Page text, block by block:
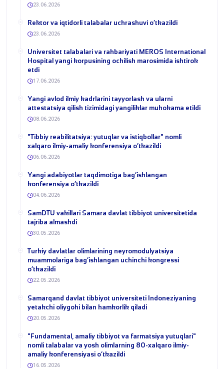
23.06.2026
​Rektor va iqtidorli talabalar uchrashuvi o‘tkazildi
23.06.2026
Universitet talabalari va rahbariyati MEROS International
Hospital yangi korpusining ochilish marosimida ishtirok
etdi
17.06.2026
Yangi avlod ilmiy kadrlarini tayyorlash va ularni
attestatsiya qilish tizimidagi yangiliklar muhokama etildi
08.06.2026
​"Tibbiy reabilitatsiya: yutuqlar va istiqbollar" nomli
xalqaro ilmiy-amaliy konferensiya o‘tkazildi
06.06.2026
​Yangi adabiyotlar taqdimotiga bag‘ishlangan
konferensiya o‘tkazildi
04.06.2026
SamDTU vakillari Samara davlat tibbiyot universitetida
tajriba almashdi
30.05.2026
​Turkiy davlatlar olimlarining neyromodulyatsiya
muammolariga bag‘ishlangan uchinchi kongressi
o‘tkazildi
22.05.2026
Samarqand davlat tibbiyot universiteti Indoneziyaning
yetakchi oliygohi bilan hamkorlik qiladi
20.05.2026
​"Fundamental, amaliy tibbiyot va farmatsiya yutuqlari"
nomli talabalar va yosh olimlarning 80-xalqaro ilmiy-
amaliy konferensiyasi o‘tkazildi
16.05.2026